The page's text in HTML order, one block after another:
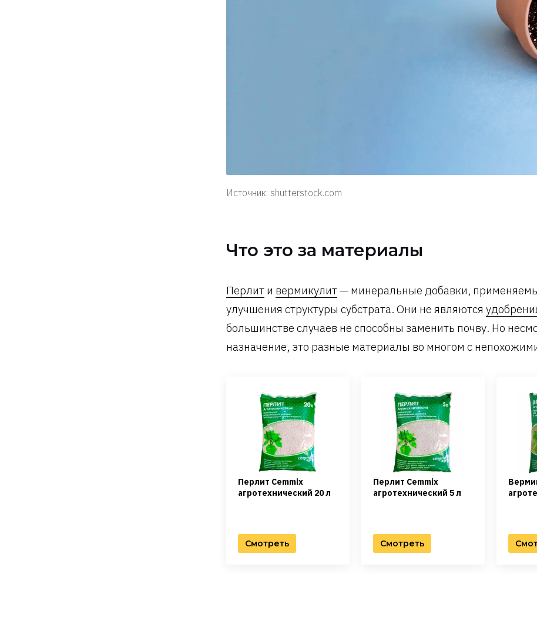
Источник: shutterstock.com
Что это за материалы
Перлит и вермикулит — минеральные добавки,
улучшения структуры субстрата. Они не являются
большинстве случаев не способны заменить почву. Но
назначение, это разные материалы во многом с
Перлит Cemmix
агротехнический 20 л
Смотреть
Перлит Cemmix
агротехнический 5 л
Смотреть